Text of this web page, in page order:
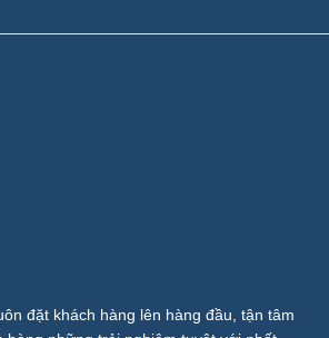
đặt khách hàng lên hàng đầu, tận tâm